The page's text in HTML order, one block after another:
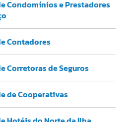
Condomínios e Prestadores
Contadores
Corretoras de Seguros
de Cooperativas